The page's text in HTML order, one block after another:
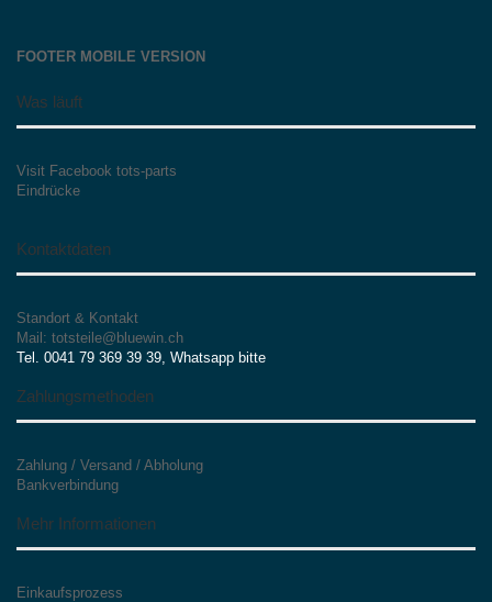
FOOTER MOBILE VERSION
Was läuft
Visit Facebook tots-parts
Eindrücke
Kontaktdaten
Standort & Kontakt
Mail: totsteile@bluewin.ch
Tel. 0041 79 369 39 39, Whatsapp bitte
Zahlungsmethoden
Zahlung / Versand / Abholung
Bankverbindung
Mehr Informationen
Einkaufsprozess